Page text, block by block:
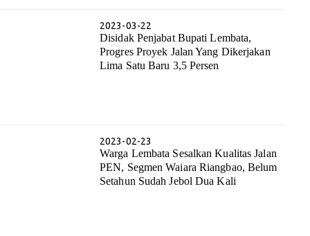
2023-03-22
Disidak Penjabat Bupati Lembata,
Progres Proyek Jalan Yang Dikerjakan
Lima Satu Baru 3,5 Persen
2023-02-23
Warga Lembata Sesalkan Kualitas Jalan
PEN, Segmen Waiara Riangbao, Belum
Setahun Sudah Jebol Dua Kali